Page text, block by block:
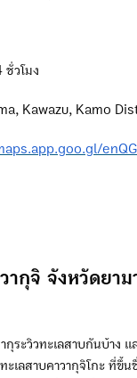
ชั่วโมง
Kawazu, Kamo
ากุจิ จังหวัดยา
กุระวิวทะเลสาบกันบ้าง
เลสาบคาวากุจิโกะ ที่ขึ้น